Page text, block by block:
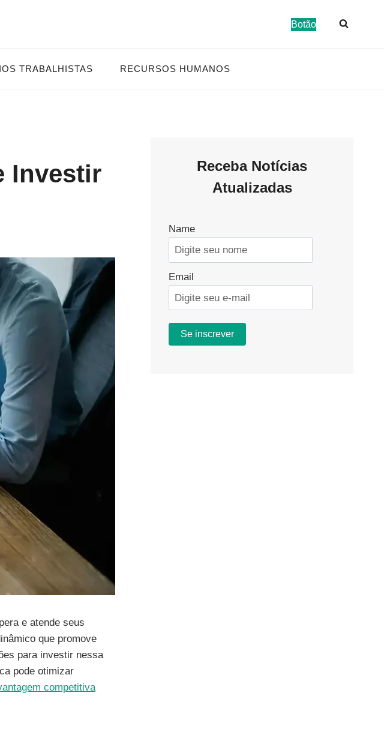
Botão
TRABALHISTAS RECURSOS HUMANOS
Investir
e atende seus
que promove
para investir nessa
pode otimizar
competitiva
Receba Notícias
Atualizadas
Name
Email